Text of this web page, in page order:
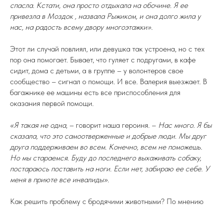
спасла. Кстати, она просто отдыхала на обочине. Я ее
привезла в Моздок , назвала Рыжиком, и она долго жила у
нас, на радость всему двору многоэтажки».
Этот ли случай повлиял, или девушка так устроена, но с тех
пор она помогает. Бывает, что гуляет с подругами, в кафе
сидит, дома с детьми, а в группе – у волонтеров свое
сообщество – сигнал о помощи. И все. Валерия выезжает. В
багажнике ее машины есть все приспособления для
оказания первой помощи.
«Я такая не одна, – говорит наша героиня. – Нас много. Я бы
сказала, что это самоотверженные и добрые люди. Мы друг
друга поддерживаем во всем. Конечно, всем не поможешь.
Но мы стараемся. Буду до последнего выхаживать собаку,
постараюсь поставить на ноги. Если нет, забираю ее себе. У
меня в приюте все инвалиды».
Как решить проблему с бродячими животными? По мнению